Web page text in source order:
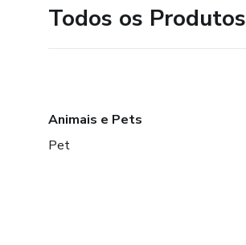
Todos os Produtos
Animais e Pets
Pet